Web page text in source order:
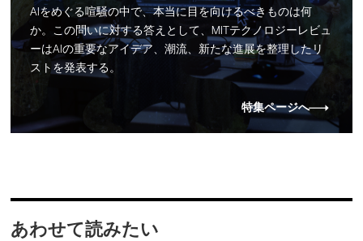
AIをめぐる喧騒の中で、本当に目を向けるべきものは何
か。この問いに対する答えとして、MITテクノロジーレビュ
ーはAIの重要なアイデア、潮流、新たな進展を整理したリ
ストを発表する。
特集ページへ
あわせて読みたい